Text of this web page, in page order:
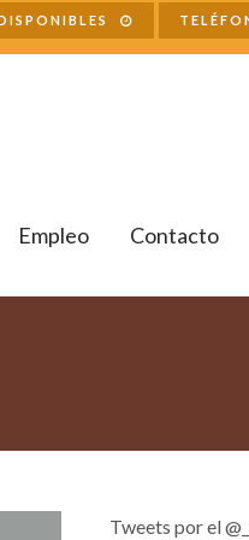
Empleo Contacto
Tweets por el